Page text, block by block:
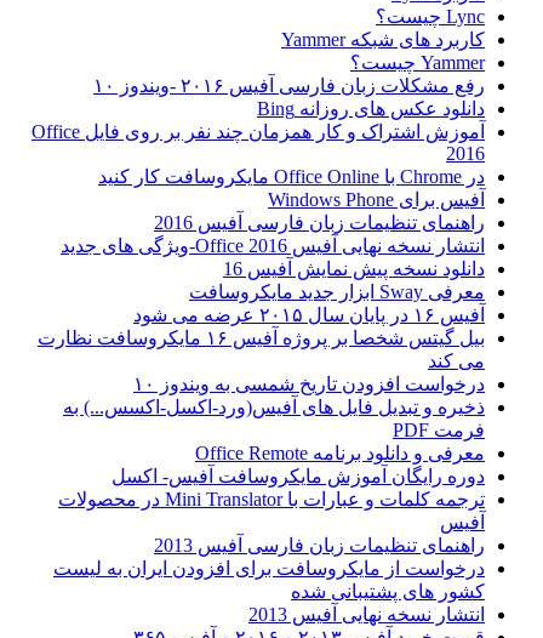
Lync چیست؟
کاربرد های شبکه Yammer
Yammer چیست؟
رفع مشکلات زبان فارسی آفیس ۲۰۱۶ -ویندوز ۱۰
دانلود عکس های روزانه Bing
آموزش اشتراک و کار همزمان چند نفر بر روی فایل Office
2016
در Chrome با Office Online مایکروسافت کار کنید
آفیس برای Windows Phone
راهنمای تنظیمات زبان فارسی آفیس 2016
انتشار نسخه نهایی آفیس Office 2016-ویژگی های جدید
دانلود نسخه پیش نمایش آفیس 16
معرفی Sway ابزار جدید مایکروسافت
آفیس ۱۶ در پایان سال ۲۰۱۵ عرضه می شود
بیل گیتس شخصا بر پروژه آفیس ۱۶ مایکروسافت نظارت
می کند
درخواست افزودن تاریخ شمسی به ویندوز ۱۰
ذخیره و تبدیل فایل های آفیس(ورد-اکسل-اکسس...) به
فرمت PDF
معرفی و دانلود برنامه Office Remote
دوره رایگان آموزش مایکروسافت آفیس- اکسل
ترجمه کلمات و عبارات با Mini Translator در محصولات
آفیس
راهنمای تنظیمات زبان فارسی آفیس 2013
درخواست از مایکروسافت برای افزودن ایران به لیست
کشور های پشتیبانی شده
انتشار نسخه نهایی آفیس 2013